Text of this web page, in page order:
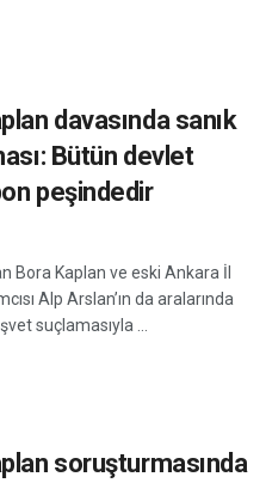
davasında sanık
Bütün devlet
peşindedir
Bora Kaplan ve eski Ankara İl
Alp Arslan’ın da aralarında
suçlamasıyla ...
soruşturmasında